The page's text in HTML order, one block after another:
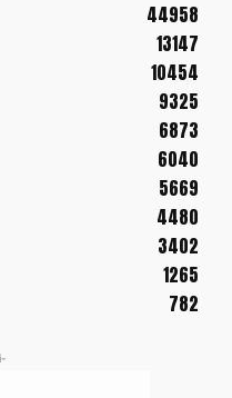
44958
13147
10454
9325
6873
6040
5669
4480
3402
1265
782